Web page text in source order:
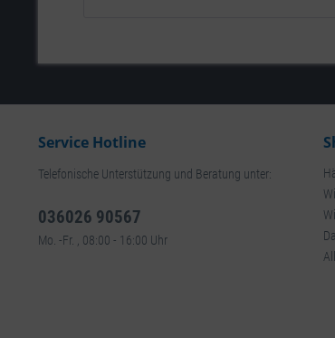
Service Hotline
Telefonische Unterstützung und Beratung unter:
036026 90567
Mo. -Fr. , 08:00 - 16:00 Uhr